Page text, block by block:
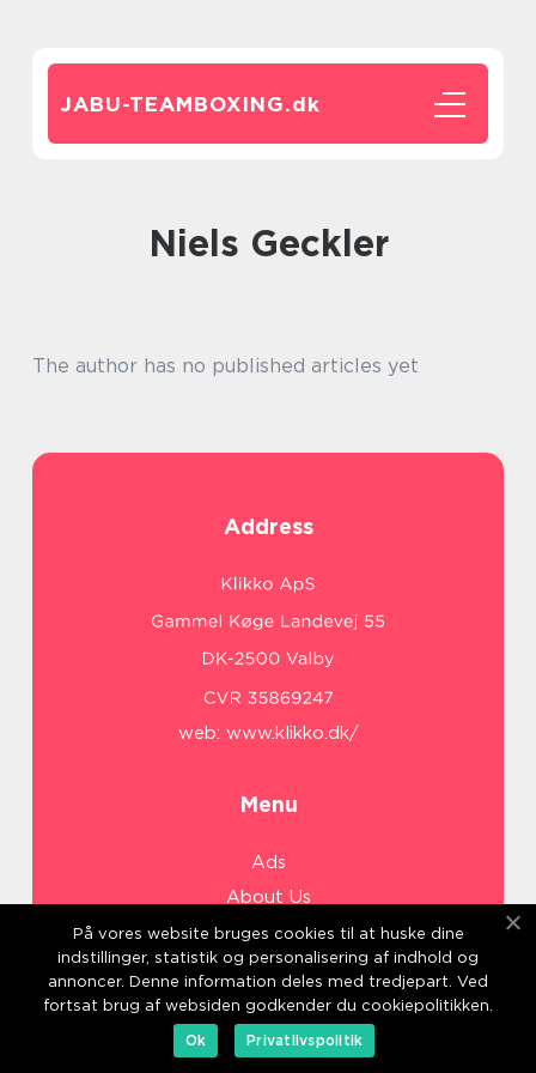
JABU-TEAMBOXING.dk
Niels Geckler
The author has no published articles yet
Address
web: www.klikko.dk/
Menu
Ads
About Us
Cookies
Contact
Sitemap
På vores website bruges cookies til at huske dine
indstillinger, statistik og personalisering af indhold og
annoncer. Denne information deles med tredjepart. Ved
fortsat brug af websiden godkender du cookiepolitikken.
Ok
Privatlivspolitik